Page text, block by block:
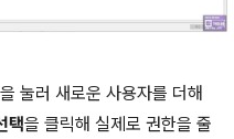
눌러 새로운 사용자를 더해
택을 클릭해 실제로 권한을 줄